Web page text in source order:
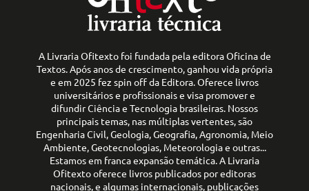
A Livraria Ofitexto foi fundada pela editora Oficina de
Textos. Após anos de crescimento, ganhou vida própria
e em 2025 fez spin off da Editora. Oferece livros
universitários e profissionais e visa promover e
difundir Ciência e Tecnologia brasileiras. Nossos
principais temas, nas múltiplas vertentes, são
Engenharia Civil, Geologia, Geografia, Agronomia, Meio
Ambiente, Geotecnologias, Meteorologia e outras...
Estamos em franca expansão temática. A Livraria
Ofitexto oferece livros publicados por editoras
nacionais, e algumas internacionais, publicações